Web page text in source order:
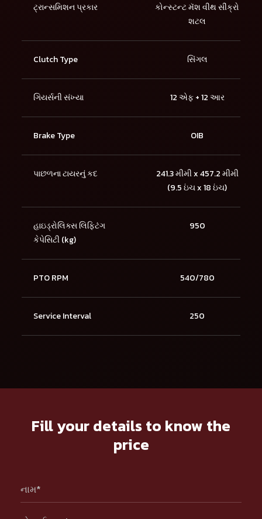
ટ્રાન્સમિશન પ્રકાર
કોન્સ્ટન્ટ મૅશ વીથ સીંક્રો
શટલ
Clutch Type સિંગલ
ગિયર્સની સંખ્યા 12 એફ + 12 આર
Brake Type OIB
પાછળના ટાયરનું કદ
241.3 મીમી x 457.2 મીમી
(9.5 ઇંચ x 18 ઇંચ)
હાઇડ્રોલિક્સ લિફ્ટિંગ
કેપેસિટી (kg)
950
PTO RPM 540/780
Service Interval 250
Fill your details to know the
price
નામ*